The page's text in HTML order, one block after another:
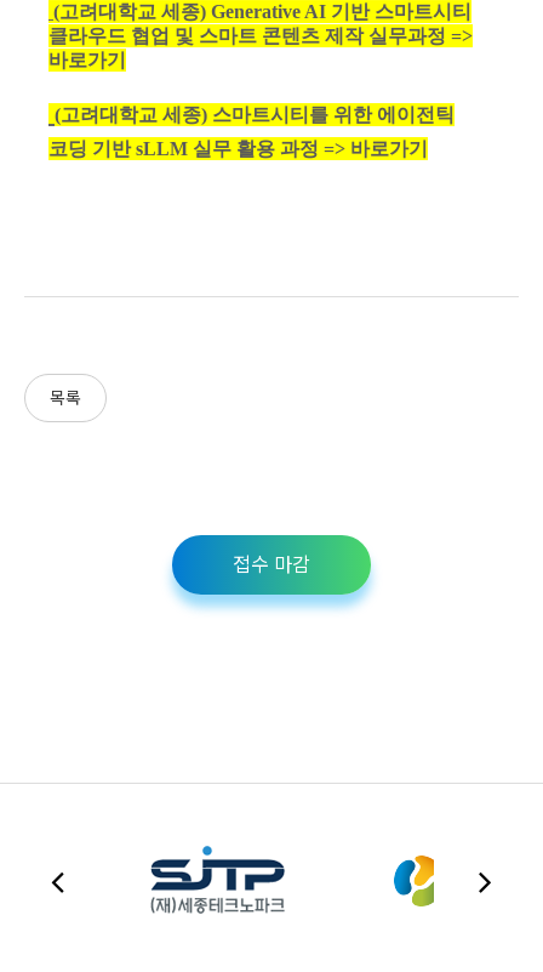
(고려대학교 세종) Generative AI 기반 스마트시티
클라우드 협업 및 스마트 콘텐츠 제작 실무과정 =>
바로가기
(고려대학교 세종) 스마트시티를 위한 에이전틱
코딩 기반 sLLM 실무 활용 과정 => 바로가기
목록
접수 마감